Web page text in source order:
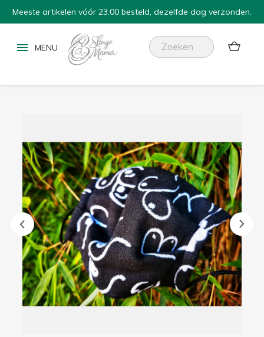
Meeste artikelen vóór 23:00 besteld, dezelfde dag verzonden.
